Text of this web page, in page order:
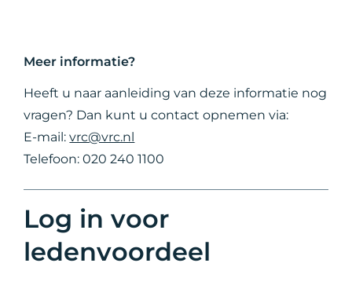
Meer informatie?
Heeft u naar aanleiding van deze informatie nog
vragen? Dan kunt u contact opnemen via:
E-mail:vrc@vrc.nl
Telefoon: 020 240 1100
Log in voor
ledenvoordeel